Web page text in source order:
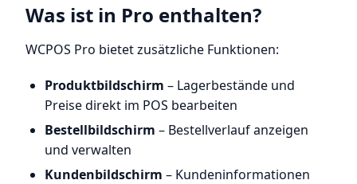
Was ist in Pro enthalten?
WCPOS Pro bietet zusätzliche Funktionen:
Produktbildschirm – Lagerbestände und
Preise direkt im POS bearbeiten
Bestellbildschirm – Bestellverlauf anzeigen
und verwalten
Kundenbildschirm – Kundeninformationen